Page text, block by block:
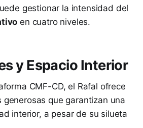
gestionar la intensidad del
en cuatro niveles.
y Espacio Interior
CMF-CD, el Rafal ofrece
generosas que garantizan una
interior, a pesar de su silueta